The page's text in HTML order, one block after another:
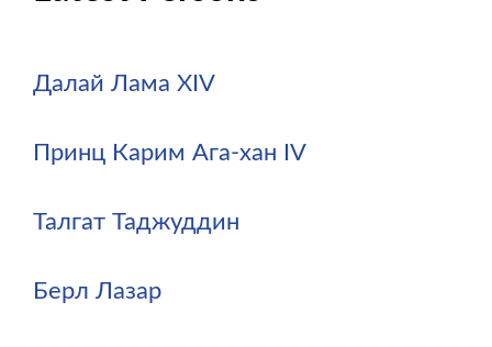
Далай Лама XIV
Принц Карим Ага-хан IV
Талгат Таджуддин
Берл Лазар